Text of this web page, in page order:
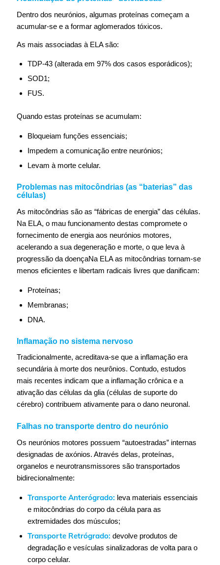
Dentro dos neurónios, algumas proteínas começam a
acumular‑se e a formar aglomerados tóxicos.
As mais associadas à ELA são:
TDP‑43 (alterada em 97% dos casos esporádicos);
SOD1;
FUS.
Quando estas proteínas se acumulam:
Bloqueiam funções essenciais;
Impedem a comunicação entre neurónios;
Levam à morte celular.
Problemas nas mitocôndrias (as “baterias” das
células)
As mitocôndrias são as “fábricas de energia” das células.
Na ELA, o mau funcionamento destas compromete o
fornecimento de energia aos neurónios motores,
acelerando a sua degeneração e morte, o que leva à
progressão da doençaNa ELA as mitocôndrias tornam‑se
menos eficientes e libertam radicais livres que danificam:
Proteínas;
Membranas;
DNA.
Inflamação no sistema nervoso
Tradicionalmente, acreditava-se que a inflamação era
secundária à morte dos neurônios. Contudo, estudos
mais recentes indicam que a inflamação crônica e a
ativação das células da glia (células de suporte do
cérebro) contribuem ativamente para o dano neuronal.
Falhas no transporte dentro do neurónio
Os neurónios motores possuem “autoestradas” internas
designadas de axónios. Através delas, proteínas,
organelos e neurotransmissores são transportados
bidirecionalmente:
Transporte Anterógrado: leva materiais essenciais
e mitocôndrias do corpo da célula para as
extremidades dos músculos;
Transporte Retrógrado: devolve produtos de
degradação e vesículas sinalizadoras de volta para o
corpo celular.